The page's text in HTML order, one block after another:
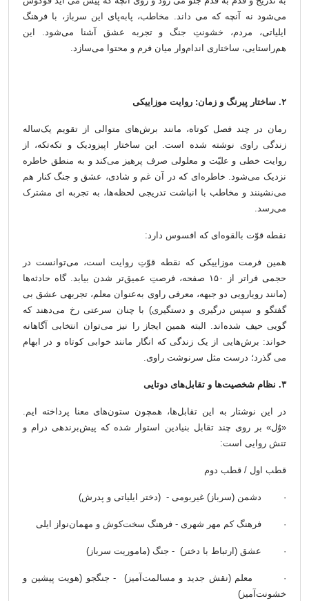
می‌شود نه آنچه که می داند. مخاطب، پا‌به‌پای این سرباز، با فرهنگ
ایلیاتی، مردم، خشونتِ جنگ و تجربه عشق آشنا می‌شود. این
هم‌راستایی، ساختاری اندام‌وار میان فرم و محتوا می‌سازد.
۲. ساختار پیرنگ و زمان: روایت موزاییکی
رمان در چند فصل کوتاه، مانند برش‌های متوالی از تقویم یک‌ساله
زندگی راوی نوشته شده است. این ساختار اپیزودیک و تکه‌تکه، از
روایت خطی و علیّت و معلولی صرف پرهیز می‌کند و به منطق خاطره
نزدیک می‌شود. خاطره‌ای که در آن غم و شادی، عشق و جنگ کنار هم
می‌نشینند و مخاطب با انباشت تدریجی لحظه‌ها، به تجربه ای مشترک
می‌رسد.
نقطه قوّت بالقوه‌ای که افسوس دارد:
همین فرمت موزاییکی که نقطه قوّتِ روایت است، می‌توانست در
حجمی فراتر از ۱۵۰ صفحه، فرصتِ عمیق‌تر شدن بیابد. گاه حادثه‌ها
(مانند رویارویی دو جبهه، معرفی راوی به‌عنوان معلم، تجربه­ی عشق بی
گفتگو و سپس درگیری و دستگیری) با چنان سرعتی رخ می‌دهند که
گویی حیف شده‌اند. البته همین ایجاز را نیز می‌توان انتخابی آگاهانه
خواند: برش‌هایی از یک زندگی که انگار مانند خوابی کوتاه و در ابهام
می گذرد؛ درست مثل سرنوشت راوی.
۳. نظام شخصیت‌ها و تقابل‌های دوتایی
در این نوشتار به این تقابل‌ها، همچون ستون‌های معنا پرداخته ایم.
«وُل» بر روی چند تقابل بنیادین استوار شده که پیش‌برنده­ی درام و
تنش روایی است:
قطب اول / قطب دوم
· دشمن (سرباز) غیربومی - (دختر ایلیاتی و پدرش)
· فرهنگ کم مهر شهری - فرهنگ سخت‌کوش و مهمان‌نواز ایلی
· عشق (ارتباط با دختر) - جنگ (ماموریت سرباز)
· معلم (نقش جدید و مسالمت‌آمیز) - جنگجو (هویت پیشین و
خشونت‌آمیز)